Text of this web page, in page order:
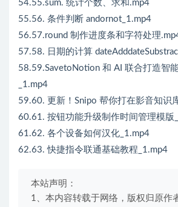
54.55.sum. 统计个数、求和.mp4
55.56. 条件判断 andornot_1.mp4
56.57.round 制作进度条和字符处理
57.58. 日期的计算
58.59.SavetoNotion 和 AI 联合打造智
_1.mp4
59.60. 更新！Snipo 帮你打在影音知识
60.61. 按钮功能升级制作时间管理模版
61.62. 各个设备如何汉化_1.mp4
62.63. 快捷指令联通基础教程_1.mp4
本站声明：
1、本内容转载于网络，版权归原作